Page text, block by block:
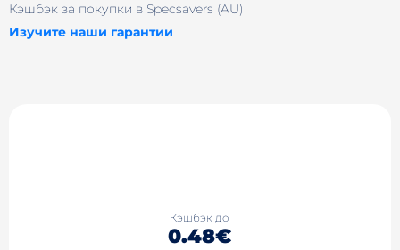
Кэшбэк за покупки в Specsavers (AU)
Изучите наши гарантии
Кэшбэк до
0.48€